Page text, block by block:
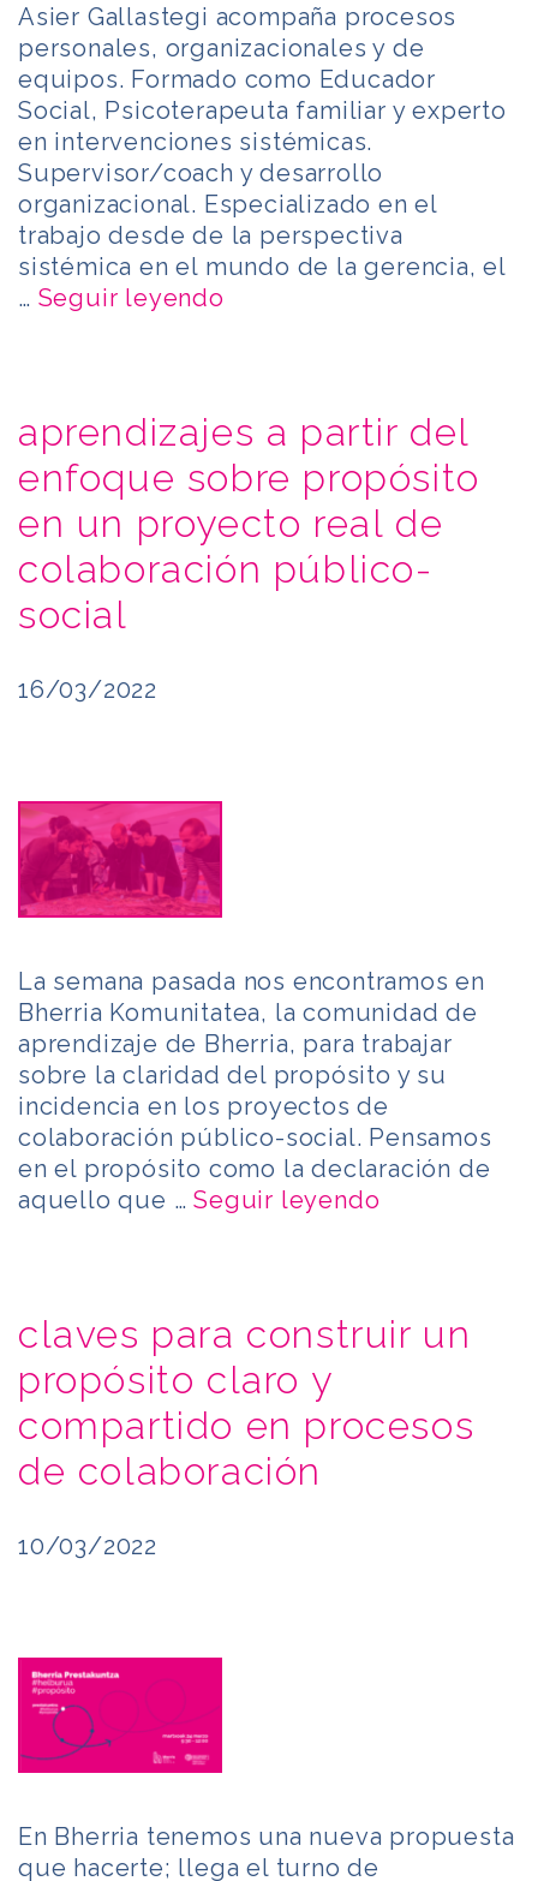
Asier Gallastegi acompaña procesos
personales, organizacionales y de
equipos. Formado como Educador
Social, Psicoterapeuta familiar y experto
en intervenciones sistémicas.
Supervisor/coach y desarrollo
organizacional. Especializado en el
trabajo desde de la perspectiva
sistémica en el mundo de la gerencia, el
… Seguir leyendo
aprendizajes a partir del
enfoque sobre propósito
en un proyecto real de
colaboración público-
social
16/03/2022
La semana pasada nos encontramos en
Bherria Komunitatea, la comunidad de
aprendizaje de Bherria, para trabajar
sobre la claridad del propósito y su
incidencia en los proyectos de
colaboración público-social. Pensamos
en el propósito como la declaración de
aquello que …Seguir leyendo
claves para construir un
propósito claro y
compartido en procesos
de colaboración
10/03/2022
En Bherria tenemos una nueva propuesta
que hacerte; llega el turno de